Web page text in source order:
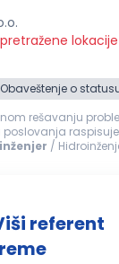
lokacije
Obaveštenje o
rešavanju
inženjer /
referent